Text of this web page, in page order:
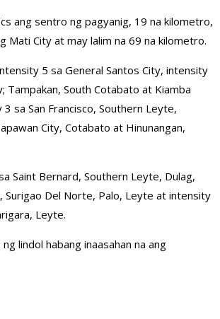
ang sentro ng pagyanig, 19 na kilometro,
Mati City at may lalim na 69 na kilometro.
5 sa General Santos City, intensity
Tampakan, South Cotabato at Kiamba
3 sa San Francisco, Southern Leyte,
City, Cotabato at Hinunangan,
Saint Bernard, Southern Leyte, Dulag,
Surigao Del Norte, Palo, Leyte at intensity
Leyte.
lindol habang inaasahan na ang